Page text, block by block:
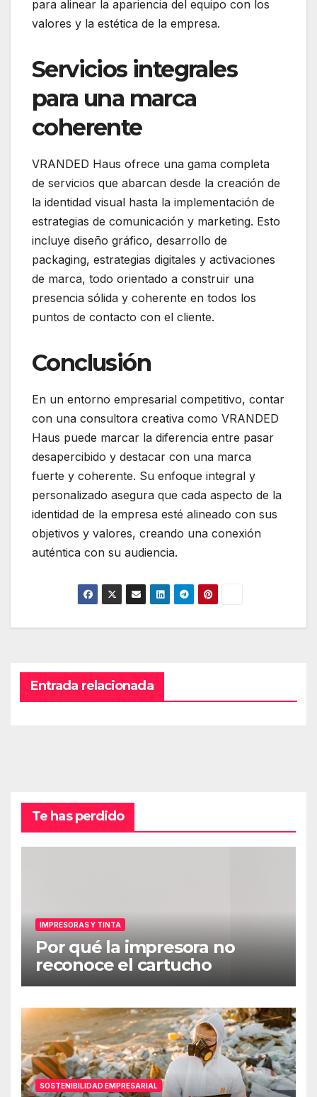
para alinear la apariencia del equipo con los
valores y la estética de la empresa.
Servicios integrales
para una marca
coherente
VRANDED Haus ofrece una gama completa
de servicios que abarcan desde la creación de
la identidad visual hasta la implementación de
estrategias de comunicación y marketing. Esto
incluye diseño gráfico, desarrollo de
packaging, estrategias digitales y activaciones
de marca, todo orientado a construir una
presencia sólida y coherente en todos los
puntos de contacto con el cliente.
Conclusión
En un entorno empresarial competitivo, contar
con una consultora creativa como VRANDED
Haus puede marcar la diferencia entre pasar
desapercibido y destacar con una marca
fuerte y coherente. Su enfoque integral y
personalizado asegura que cada aspecto de la
identidad de la empresa esté alineado con sus
objetivos y valores, creando una conexión
auténtica con su audiencia.
Entrada relacionada
Te has perdido
IMPRESORAS Y TINTA
Por qué la impresora no
reconoce el cartucho
SOSTENIBILIDAD EMPRESARIAL